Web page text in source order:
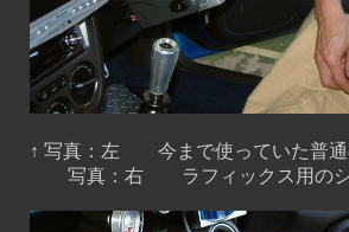
↑ 写真：左 今まで使っていた普通
写真：右 ラフィックス用のショ